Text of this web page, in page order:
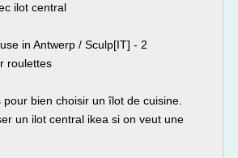
ilot central
in Antwerp / Sculp[IT] - 2
roulettes
bien choisir un îlot de cuisine.
un ilot central ikea si on veut une